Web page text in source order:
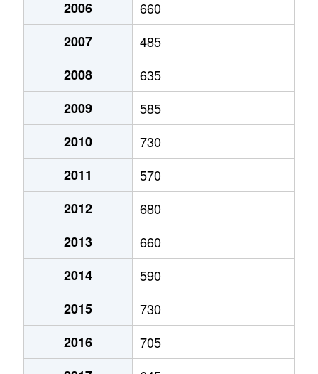
2006
660
2007
485
2008
635
2009
585
2010
730
2011
570
2012
680
2013
660
2014
590
2015
730
2016
705